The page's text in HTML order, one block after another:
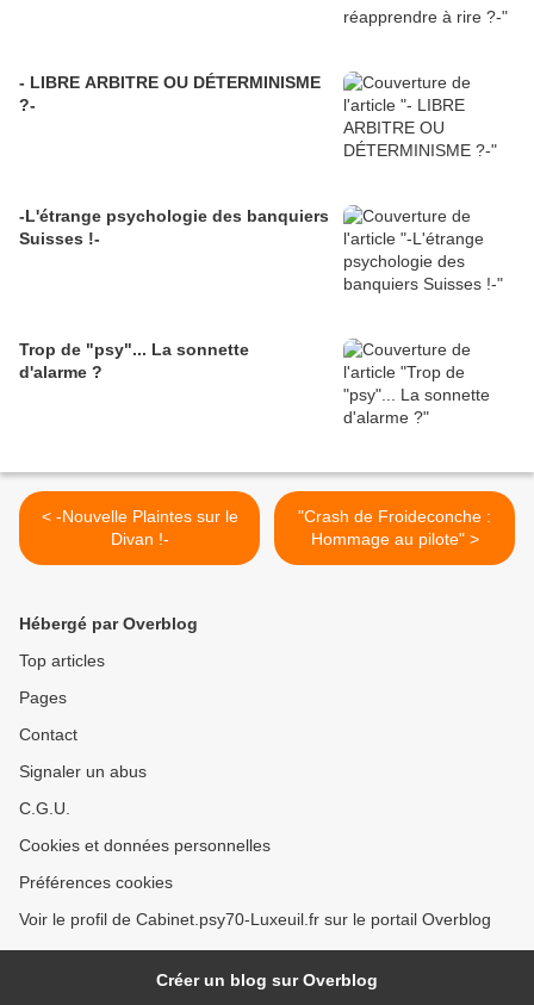
- LIBRE ARBITRE OU DÉTERMINISME
?-
-L'étrange psychologie des banquiers
Suisses !-
Trop de "psy"... La sonnette
d'alarme ?
< -Nouvelle Plaintes sur le
Divan !-
"Crash de Froideconche :
Hommage au pilote" >
Hébergé par Overblog
Top articles
Pages
Contact
Signaler un abus
C.G.U.
Cookies et données personnelles
Préférences cookies
Voir le profil de Cabinet.psy70-Luxeuil.fr sur le portail Overblog
Créer un blog sur Overblog